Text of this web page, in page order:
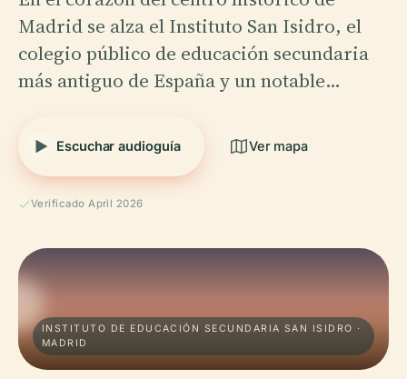
Madrid se alza el Instituto San Isidro, el
colegio público de educación secundaria
más antiguo de España y un notable…
Escuchar audioguía Ver mapa
Verificado April 2026
INSTITUTO DE EDUCACIÓN SECUNDARIA SAN ISIDRO ·
MADRID